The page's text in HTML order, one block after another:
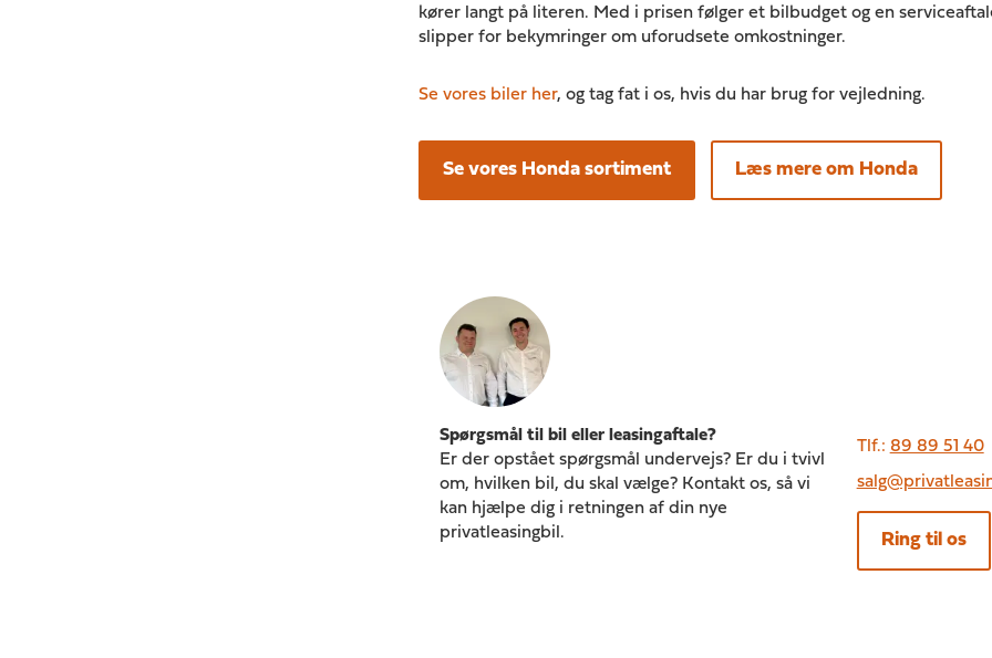
kører langt på literen. Med i prisen følger et bilbudget og en
slipper for bekymringer om uforudsete omkostninger.
Se vores biler her, og tag fat i os, hvis du har brug for vejledning.
Se vores Honda sortiment Læs mere om Honda
Spørgsmål til bil eller leasingaftale?
Er der opstået spørgsmål undervejs? Er du i tvivl
om, hvilken bil, du skal vælge? Kontakt os, så vi
kan hjælpe dig i retningen af din nye
privatleasingbil.
Tlf.: 89 89 51 40
Ring til os